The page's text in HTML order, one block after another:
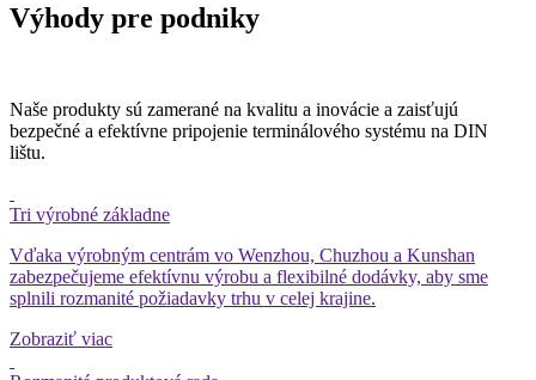
Výhody pre podniky
Naše produkty sú zamerané na kvalitu a inovácie a zaisťujú
bezpečné a efektívne pripojenie terminálového systému na DIN
lištu.
Tri výrobné základne
Vďaka výrobným centrám vo Wenzhou, Chuzhou a Kunshan
zabezpečujeme efektívnu výrobu a flexibilné dodávky, aby sme
splnili rozmanité požiadavky trhu v celej krajine.
Zobraziť viac